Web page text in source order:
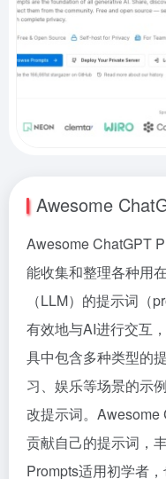
Awesome
Awesome ChatGPT
能收集和整理各种用
（LLM）的提示词（
有效地与AI进行交互
具中包含多种类型的
习、娱乐等场景的示
改提示词。Awesome
贡献自己的提示词，
Prompts适用初学者